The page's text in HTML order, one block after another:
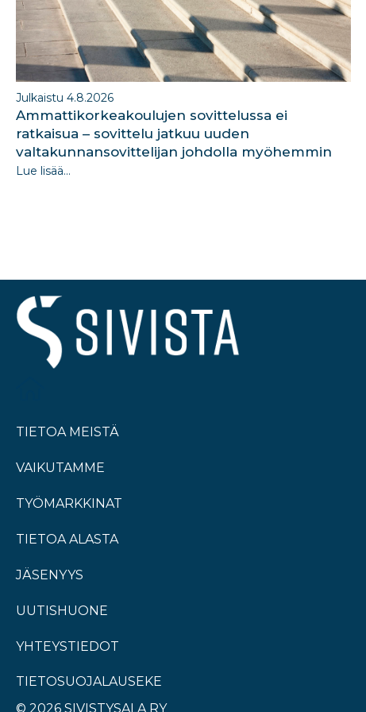
Julkaistu 4.8.2026
Ammattikorkeakoulujen sovittelussa ei
ratkaisua – sovittelu jatkuu uuden
valtakunnansovittelijan johdolla myöhemmin
Lue lisää...
TIETOA MEISTÄ
VAIKUTAMME
TYÖMARKKINAT
TIETOA ALASTA
JÄSENYYS
UUTISHUONE
YHTEYSTIEDOT
TIETOSUOJALAUSEKE
© 2026 SIVISTYSALA RY